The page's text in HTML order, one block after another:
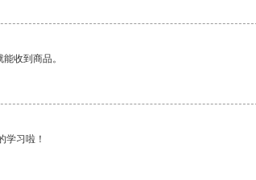
收到商品。
学习啦！